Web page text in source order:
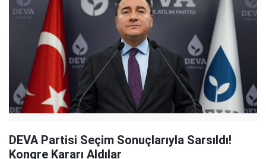
DEVA Partisi Seçim Sonuçlarıyla Sarsıldı!
Kongre Kararı Aldılar